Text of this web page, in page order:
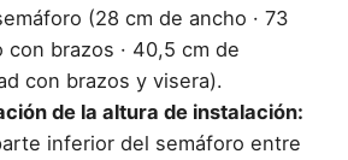
(28 cm de ancho · 73
con brazos · 40,5 cm de
con brazos y visera).
de la altura de instalación:
inferior del semáforo entre